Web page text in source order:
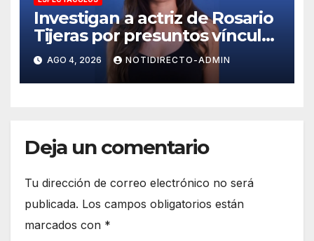
Investigan a actriz de Rosario
Tijeras por presuntos vínculos
con red de huachicol fiscal
AGO 4, 2026 NOTIDIRECTO-ADMIN
Deja un comentario
Tu dirección de correo electrónico no será
publicada. Los campos obligatorios están
marcados con *